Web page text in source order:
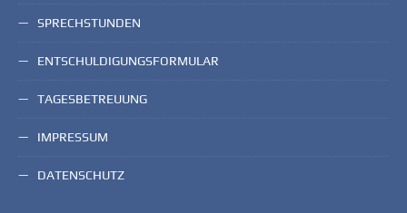
SPRECHSTUNDEN
ENTSCHULDIGUNGSFORMULAR
TAGESBETREUUNG
IMPRESSUM
DATENSCHUTZ